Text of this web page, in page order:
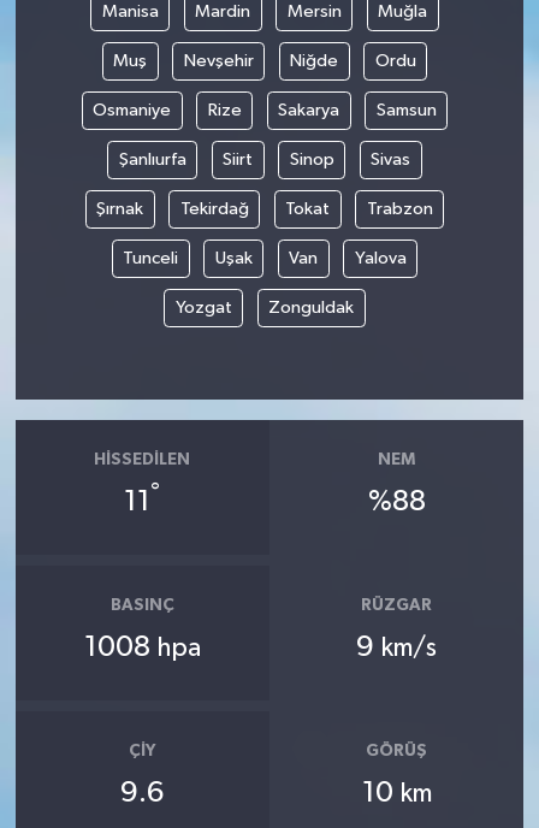
Manisa Mardin Mersin Muğla
Muş Nevşehir Niğde Ordu
Osmaniye Rize Sakarya Samsun
Şanlıurfa Siirt Sinop Sivas
Şırnak Tekirdağ Tokat Trabzon
Tunceli Uşak Van Yalova
Yozgat Zonguldak
HISSEDILEN
11 °
NEM
%88
BASINÇ
1008 hpa
RÜZGAR
9 km/s
ÇIY
9.6
GÖRÜŞ
10 km